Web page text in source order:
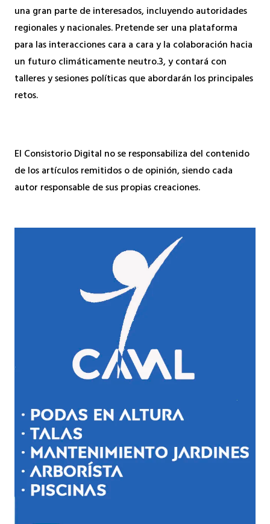
una gran parte de interesados, incluyendo autoridades
regionales y nacionales. Pretende ser una plataforma
para las interacciones cara a cara y la colaboración hacia
un futuro climáticamente neutro.3, y contará con
talleres y sesiones políticas que abordarán los principales
retos.
El Consistorio Digital no se responsabiliza del contenido
de los artículos remitidos o de opinión, siendo cada
autor responsable de sus propias creaciones.